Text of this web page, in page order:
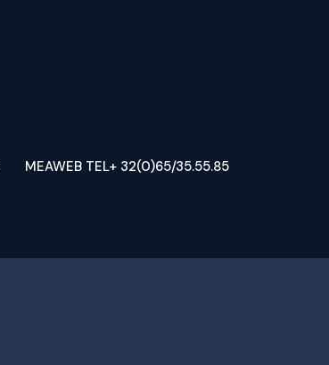
MEAWEB TEL+ 32(0)65/35.55.85